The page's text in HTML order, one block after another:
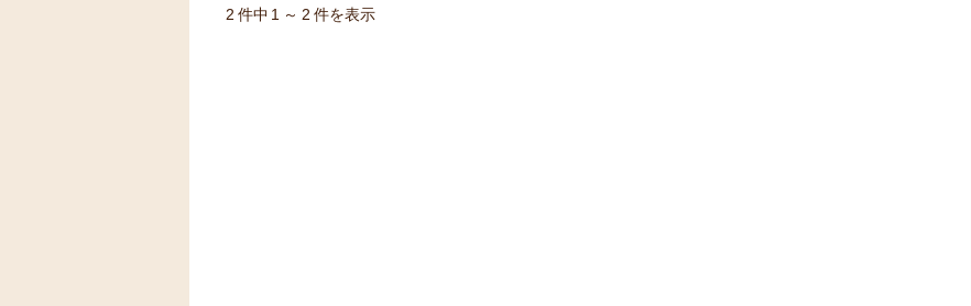
2 件中 1 ～ 2 件を表示